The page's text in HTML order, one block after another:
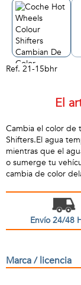
Ref. 21-15bhr
El
Cambia el color de
Shifters.El agua
mientras que el
o sumerge tu
cambia de color
Envío 24/48
Marca / licencia